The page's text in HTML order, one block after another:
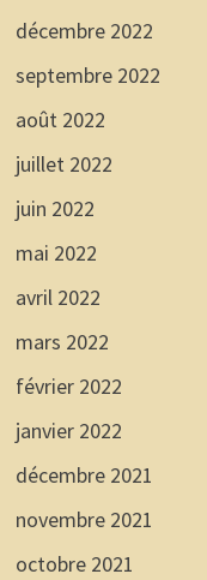
décembre 2022
septembre 2022
août 2022
juillet 2022
juin 2022
mai 2022
avril 2022
mars 2022
février 2022
janvier 2022
décembre 2021
novembre 2021
octobre 2021